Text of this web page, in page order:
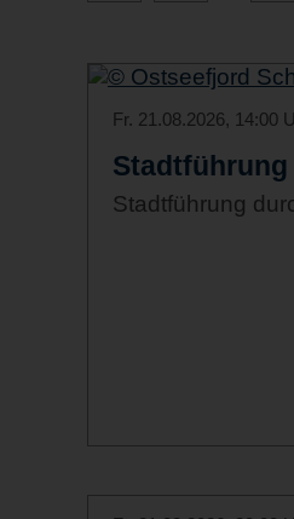
Fr. 21.08.2026, 14:00
Stadtführung